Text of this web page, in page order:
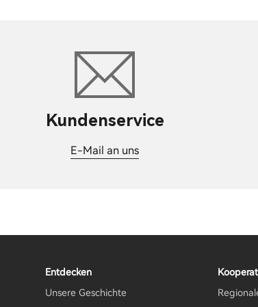
Kundenservice
E-Mail an uns
Entdecken
Unsere Geschichte